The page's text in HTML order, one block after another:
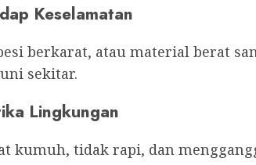
Keselamatan
berkarat, atau material berat
sekitar.
Lingkungan
kumuh, tidak rapi, dan